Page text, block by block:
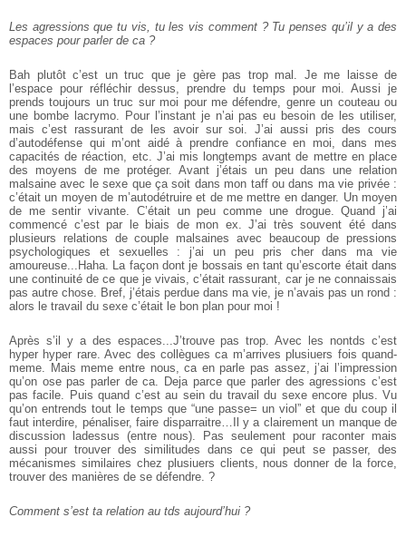
Les agressions que tu vis, tu les vis comment ? Tu penses qu’il y a des
espaces pour parler de ca ?
Bah plutôt c’est un truc que je gère pas trop mal. Je me laisse de
l’espace pour réfléchir dessus, prendre du temps pour moi. Aussi je
prends toujours un truc sur moi pour me défendre, genre un couteau ou
une bombe lacrymo. Pour l’instant je n’ai pas eu besoin de les utiliser,
mais c’est rassurant de les avoir sur soi. J’ai aussi pris des cours
d’autodéfense qui m’ont aidé à prendre confiance en moi, dans mes
capacités de réaction, etc. J’ai mis longtemps avant de mettre en place
des moyens de me protéger. Avant j’étais un peu dans une relation
malsaine avec le sexe que ça soit dans mon taff ou dans ma vie privée :
c’était un moyen de m’autodétruire et de me mettre en danger. Un moyen
de me sentir vivante. C’était un peu comme une drogue. Quand j’ai
commencé c’est par le biais de mon ex. J’ai très souvent été dans
plusieurs relations de couple malsaines avec beaucoup de pressions
psychologiques et sexuelles : j’ai un peu pris cher dans ma vie
amoureuse...Haha. La façon dont je bossais en tant qu’escorte était dans
une continuité de ce que je vivais, c’était rassurant, car je ne connaissais
pas autre chose. Bref, j’étais perdue dans ma vie, je n’avais pas un rond :
alors le travail du sexe c’était le bon plan pour moi !
Après s’il y a des espaces...J’trouve pas trop. Avec les non­tds c’est
hyper hyper rare. Avec des collègues ca m’arrives plusiuers fois quand­
meme. Mais meme entre nous, ca en parle pas assez, j’ai l’impression
qu’on ose pas parler de ca. Deja parce que parler des agressions c’est
pas facile. Puis quand c’est au sein du travail du sexe encore plus. Vu
qu’on entrends tout le temps que “une passe= un viol” et que du coup il
faut interdire, pénaliser, faire disparraitre…Il y a clairement un manque de
discussion la­dessus (entre nous). Pas seulement pour raconter mais
aussi pour trouver des similitudes dans ce qui peut se passer, des
mécanismes similaires chez plusiuers clients, nous donner de la force,
trouver des manières de se défendre. ?
Comment s’est ta relation au tds aujourd’hui ?